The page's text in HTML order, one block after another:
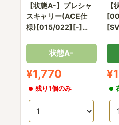
【状態A-】プレシャ
スキャリー(ACE仕
様)[015/022][-]
状態A-
販
売
価
¥1,770
残り1個のみ
【
販
売